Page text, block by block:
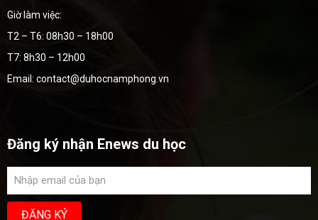
Giờ làm việc:
T2 – T6: 08h30 – 18h00
T7: 8h30 – 12h00
Email: contact@duhocnamphong.vn
Đăng ký nhận Enews du học